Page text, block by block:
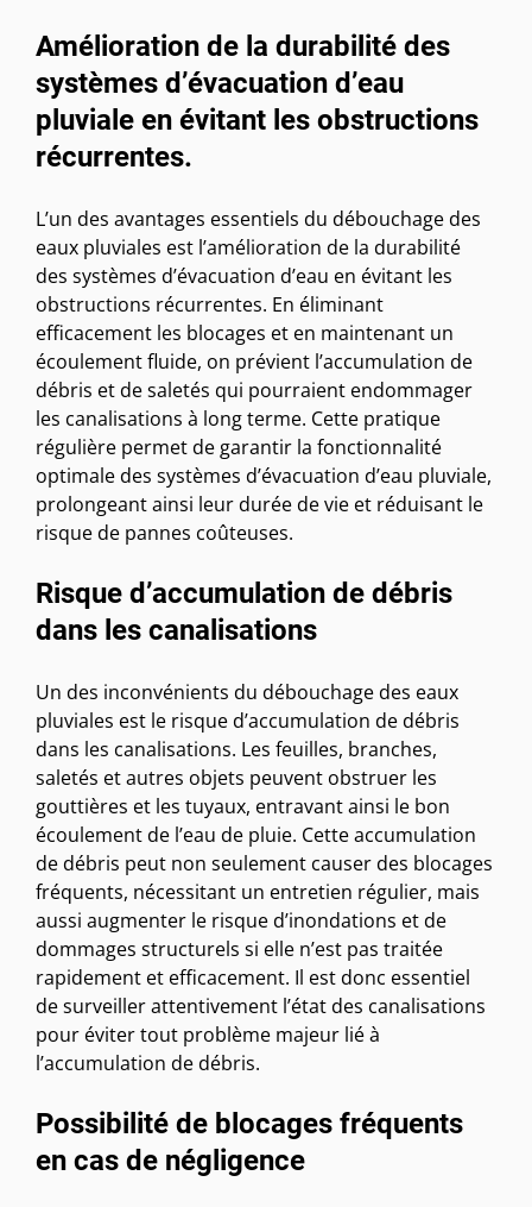
Amélioration de la durabilité des
systèmes d’évacuation d’eau
pluviale en évitant les obstructions
récurrentes.
L’un des avantages essentiels du débouchage des
eaux pluviales est l’amélioration de la durabilité
des systèmes d’évacuation d’eau en évitant les
obstructions récurrentes. En éliminant
efficacement les blocages et en maintenant un
écoulement fluide, on prévient l’accumulation de
débris et de saletés qui pourraient endommager
les canalisations à long terme. Cette pratique
régulière permet de garantir la fonctionnalité
optimale des systèmes d’évacuation d’eau pluviale,
prolongeant ainsi leur durée de vie et réduisant le
risque de pannes coûteuses.
Risque d’accumulation de débris
dans les canalisations
Un des inconvénients du débouchage des eaux
pluviales est le risque d’accumulation de débris
dans les canalisations. Les feuilles, branches,
saletés et autres objets peuvent obstruer les
gouttières et les tuyaux, entravant ainsi le bon
écoulement de l’eau de pluie. Cette accumulation
de débris peut non seulement causer des blocages
fréquents, nécessitant un entretien régulier, mais
aussi augmenter le risque d’inondations et de
dommages structurels si elle n’est pas traitée
rapidement et efficacement. Il est donc essentiel
de surveiller attentivement l’état des canalisations
pour éviter tout problème majeur lié à
l’accumulation de débris.
Possibilité de blocages fréquents
en cas de négligence